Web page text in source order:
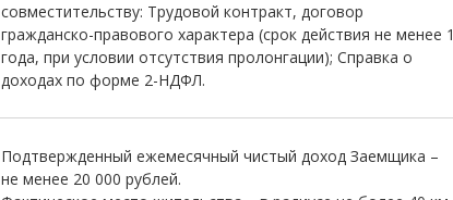
совместительству: Трудовой контракт, договор
гражданско-правового характера (срок действия не менее 1
года, при условии отсутствия пролонгации); Справка о
доходах по форме 2-НДФЛ.
Подтвержденный ежемесячный чистый доход Заемщика –
не менее 20 000 рублей.